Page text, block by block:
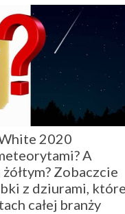
2020
A
Zobaczcie
z dziurami, które
całej branży